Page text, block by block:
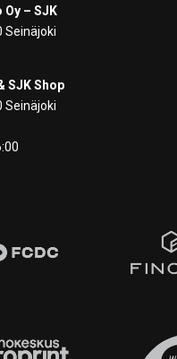
– SJK
Seinäjoki
SJK Shop
Seinäjoki